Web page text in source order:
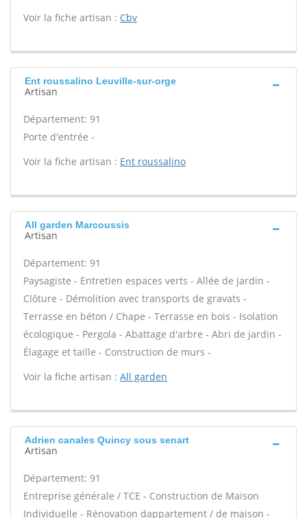
Voir la fiche artisan : Cbv
Ent roussalino Leuville-sur-orge
Artisan
Département: 91
Porte d'entrée -
Voir la fiche artisan : Ent roussalino
All garden Marcoussis
Artisan
Département: 91
Paysagiste - Entretien espaces verts - Allée de jardin -
Clôture - Démolition avec transports de gravats -
Terrasse en béton / Chape - Terrasse en bois - Isolation
écologique - Pergola - Abattage d'arbre - Abri de jardin -
Élagage et taille - Construction de murs -
Voir la fiche artisan : All garden
Adrien canales Quincy sous senart
Artisan
Département: 91
Entreprise générale / TCE - Construction de Maison
Individuelle - Rénovation dappartement / de maison -